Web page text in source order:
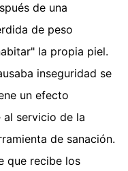
de una
de peso
la propia piel.
inseguridad se
un efecto
servicio de la
de sanación.
que recibe los